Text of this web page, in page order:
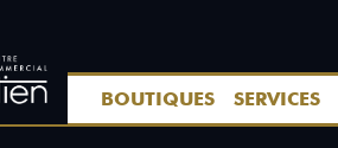
BOUTIQUES SERVICES